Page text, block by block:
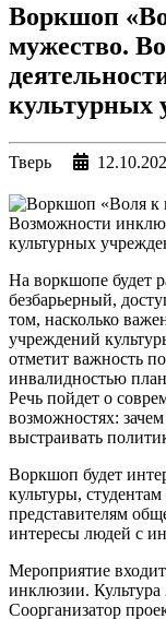
Воркшоп
мужество.
культурных
Тверь
На воркшопе будет
безбарьерный,
том, насколько
учреждений
отметит важность
инвалидностью
Речь пойдет о
возможностях:
выстраивать
Воркшоп будет
культуры,
представителям
интересы людей с
Мероприятие
инклюзии. Культура
Соорганизатор